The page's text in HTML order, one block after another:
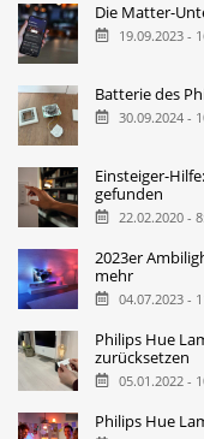
Die Matter-
19.09.2023 -
Batterie des
30.09.2024 -
Einsteiger-
gefunden
22.02.2020 -
2023er
mehr
04.07.2023 -
Philips Hue
zurücksetzen
05.01.2022 -
Philips Hue